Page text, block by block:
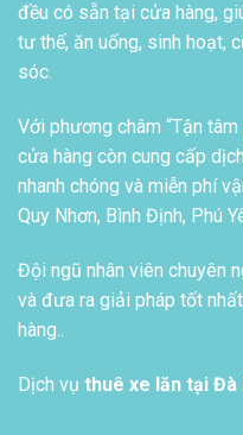
đều có sẵn tại cửa hàng,
tư thế, ăn uống, sinh hoạt,
sóc.
Với phương châm “Tận
cửa hàng còn cung cấp
nhanh chóng và miễn phí
Quy Nhơn, Bình Định, Phú
Đội ngũ nhân viên chuyên
và đưa ra giải pháp tốt
hàng..
Dịch vụ thuê xe lăn tại Đà